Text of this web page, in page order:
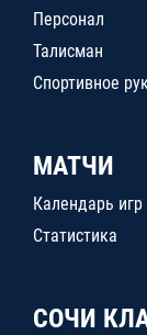
Персонал
Талисман
Спортивное
МАТЧИ
Календарь игр
Статистика
СОЧИ